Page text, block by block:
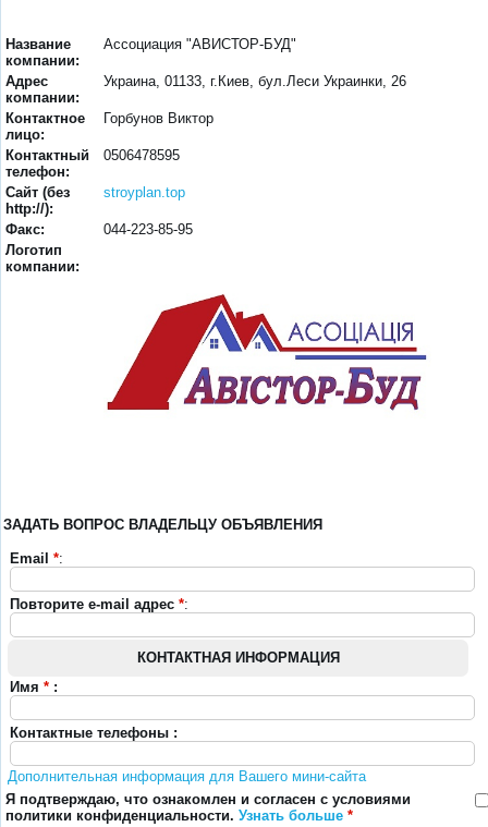
Название
компании:
Ассоциация "АВИСТОР-БУД"
Адрес
компании:
Украина, 01133, г.Киев, бул.Леси Украинки, 26
Контактное
лицо:
Горбунов Виктор
Контактный
телефон:
0506478595
Сайт (без
http://):
stroyplan.top
Факс:
044-223-85-95
Логотип
компании:
ЗАДАТЬ ВОПРОС ВЛАДЕЛЬЦУ ОБЪЯВЛЕНИЯ
Email *:
Повторите e-mail адрес *:
КОНТАКТНАЯ ИНФОРМАЦИЯ
Имя * :
Контактные телефоны :
Дополнительная информация для Вашего мини-сайта
Я подтверждаю, что ознакомлен и согласен с условиями
политики конфиденциальности. Узнать больше *